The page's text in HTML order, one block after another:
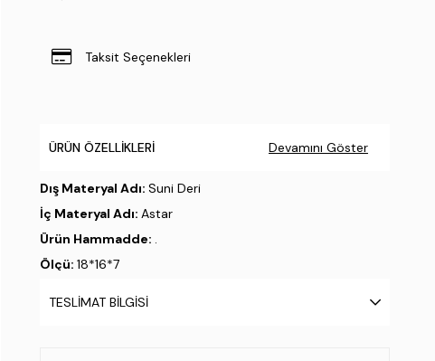
Taksit Seçenekleri
ÜRÜN ÖZELLIKLERI Devamını Göster
Dış Materyal Adı: Suni Deri
İç Materyal Adı: Astar
Ürün Hammadde: .
Ölçü: 18*16*7
TESLIMAT BILGISI